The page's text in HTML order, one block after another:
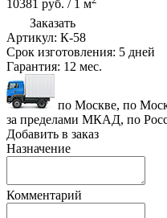
10381 руб. / 1 м
Заказать
Артикул: К-58
Срок изготовления: 5 дней
Гарантия: 12 мес.
по Москве, по
за пределами МКАД, по
Добавить в заказ
Назначение
Комментарий